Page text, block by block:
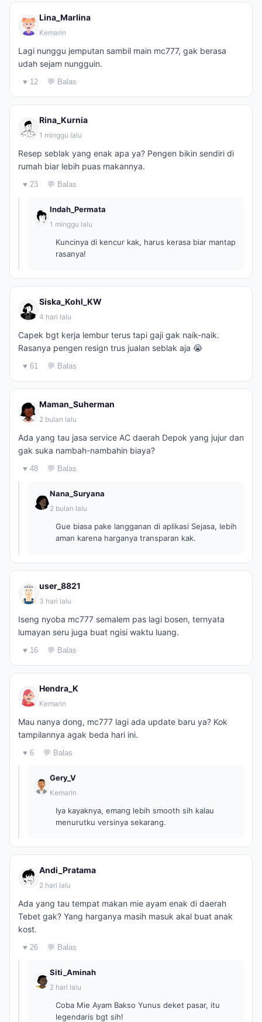
Lina_Marlina
Kemarin
Lagi nunggu jemputan sambil main mc777, gak berasa
udah sejam nungguin.
♥ 12 💬 Balas
Rina_Kurnia
1 minggu lalu
Resep seblak yang enak apa ya? Pengen bikin sendiri di
rumah biar lebih puas makannya.
♥ 23 💬 Balas
Indah_Permata
1 minggu lalu
Kuncinya di kencur kak, harus kerasa biar mantap
rasanya!
Siska_Kohl_KW
4 hari lalu
Capek bgt kerja lembur terus tapi gaji gak naik-naik.
Rasanya pengen resign trus jualan seblak aja 😭
♥ 61 💬 Balas
Maman_Suherman
2 bulan lalu
Ada yang tau jasa service AC daerah Depok yang jujur dan
gak suka nambah-nambahin biaya?
♥ 48 💬 Balas
Nana_Suryana
2 bulan lalu
Gue biasa pake langganan di aplikasi Sejasa, lebih
aman karena harganya transparan kak.
user_8821
3 hari lalu
Iseng nyoba mc777 semalem pas lagi bosen, ternyata
lumayan seru juga buat ngisi waktu luang.
♥ 16 💬 Balas
Hendra_K
Kemarin
Mau nanya dong, mc777 lagi ada update baru ya? Kok
tampilannya agak beda hari ini.
♥ 6 💬 Balas
Gery_V
Kemarin
Iya kayaknya, emang lebih smooth sih kalau
menurutku versinya sekarang.
Andi_Pratama
2 hari lalu
Ada yang tau tempat makan mie ayam enak di daerah
Tebet gak? Yang harganya masih masuk akal buat anak
kost.
♥ 26 💬 Balas
Siti_Aminah
2 hari lalu
Coba Mie Ayam Bakso Yunus deket pasar, itu
legendaris bgt sih!